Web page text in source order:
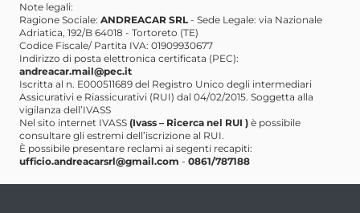
Tweeters
Vetri posteriori oscurati
Volante regolabile in altezza e profondità
Volante rivestito in pelle
Note legali:
Ragione Sociale: ANDREACAR SRL- Sede Legale: via Nazionale
Adriatica, 192/B 64018 - Tortoreto (TE)
Codice Fiscale/ Partita IVA: 01909930677
Indirizzo di posta elettronica certificata (PEC):
andreacar.mail@pec.it
Iscritta al n. E000511689 del Registro Unico degli intermediari
Assicurativi e Riassicurativi (RUI) dal 04/02/2015. Soggetta alla
vigilanza dell’IVASS
Nel sito internet IVASS (Ivass – Ricerca nel RUI ) è possibile
consultare gli estremi dell’iscrizione al RUI.
È possibile presentare reclami ai segenti recapiti:
ufficio.andreacarsrl@gmail.com - 0861/787188